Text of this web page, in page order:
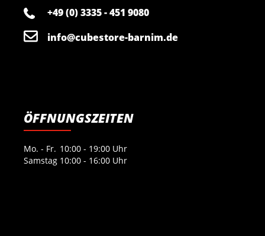
+49 (0) 3335 - 451 9080
info@cubestore-barnim.de
ÖFFNUNGSZEITEN
Mo. - Fr. 10:00 - 19:00 Uhr
Samstag 10:00 - 16:00 Uhr